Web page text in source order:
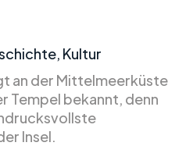
Kultur
an der Mittelmeerküste
Tempel bekannt, denn
Insel.